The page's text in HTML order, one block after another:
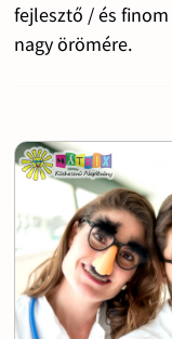
fejlesztő / és
nagy örömére.